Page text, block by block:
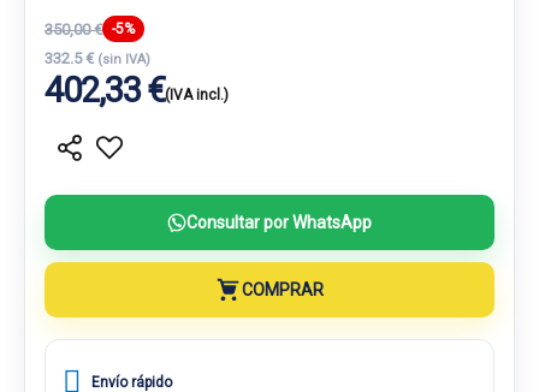
350,00 € -5%
332.5 € (sin IVA)
402,33 €(IVA incl.)
Consultar por WhatsApp
COMPRAR
Envío rápido